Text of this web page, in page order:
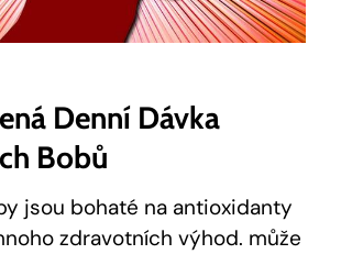
Denní Dávka
Bobů
‍jsou bohaté na antioxidanty
zdravotních výhod. může